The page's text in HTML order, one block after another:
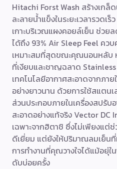
Hitachi Forst Wash สร้างเก
ละลายน้ำแข็งในระยะเวลารวดเ
เกาะบริเวณแผงคอยล์เย็น ช่วย
ได้ถึง 93% Air Sleep Feel คว
เหมาะสมที่สุดขณะคุณนอนหลับ
ที่เงียบและชาญฉลาด
เทคโนโลยีอากาศสะอาดจากภ
อย่างยาวนาน ด้วยการใช้สแต
ส่วนประกอบภายในเครื่องสปรับ
สะอาดอย่างแท้จริง Vector DC
เฉพาะจากฮิตาชิ ซึ่งไม่เพียงแต่
ดีเยี่ยม แต่ยังให้ปริมาณลมเย็น
การทำงานที่คุณวางใจได้แม้อ
ดับบ่อยครั้ง